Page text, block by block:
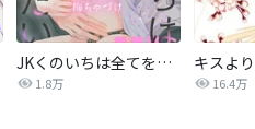
JKくのいちは全てを捧げたい
1.8万
キスよ
16.4万